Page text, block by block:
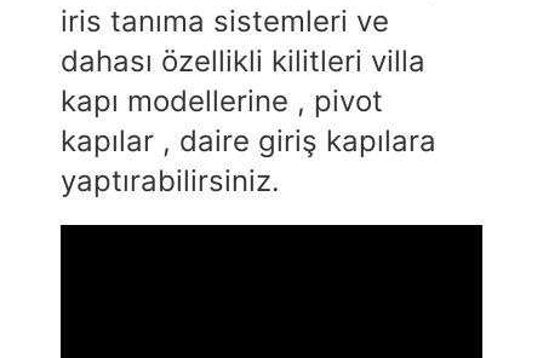
iris tanıma sistemleri ve
dahası özellikli kilitleri villa
kapı modellerine , pivot
kapılar , daire giriş kapılara
yaptırabilirsiniz.